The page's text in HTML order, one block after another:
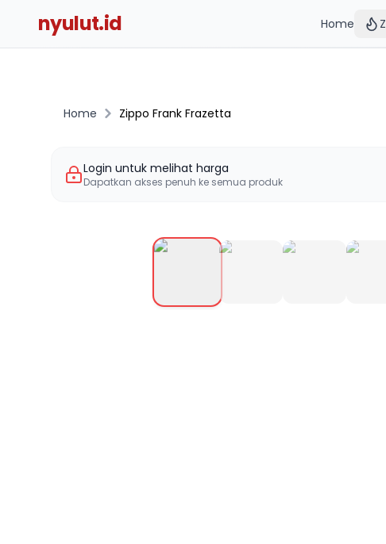
nyulut.id Home
Home Zippo Frank Frazetta
Login untuk melihat harga
Dapatkan akses penuh ke semua produk